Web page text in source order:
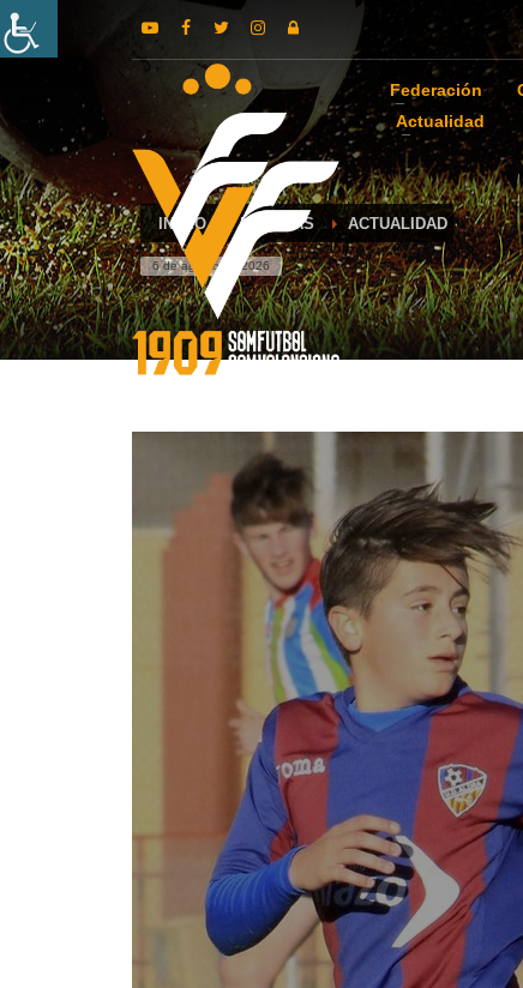
Federación
Actualidad
INICIO NOTICIAS ACTUALIDAD
6 de agosto de 2026